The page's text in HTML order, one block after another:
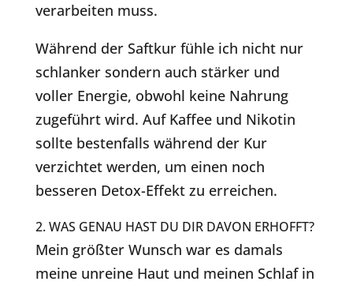
verarbeiten muss.
Während der Saftkur fühle ich nicht nur
schlanker sondern auch stärker und
voller Energie, obwohl keine Nahrung
zugeführt wird. Auf Kaffee und Nikotin
sollte bestenfalls während der Kur
verzichtet werden, um einen noch
besseren Detox-Effekt zu erreichen.
2. WAS GENAU HAST DU DIR DAVON ERHOFFT?
Mein größter Wunsch war es damals
meine unreine Haut und meinen Schlaf in